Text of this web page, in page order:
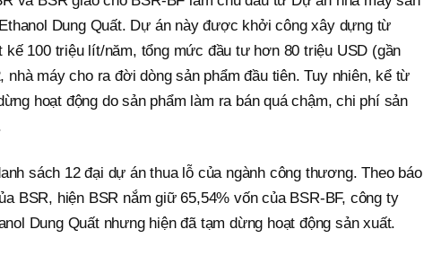
Dung Quất. Dự án này được khởi công xây dựng từ
kế 100 triệu lít/năm, tổng mức đầu tư hơn 80 triệu USD (gần
nhà máy cho ra đời dòng sản phẩm đầu tiên. Tuy nhiên, kể từ
hoạt động do sản phẩm làm ra bán quá chậm, chi phí sản
sách 12 đại dự án thua lỗ của ngành công thương. Theo báo
BSR, hiện BSR nắm giữ 65,54% vốn của BSR-BF, công ty
Dung Quất nhưng hiện đã tạm dừng hoạt động sản xuất.